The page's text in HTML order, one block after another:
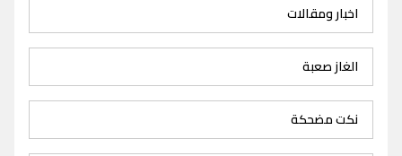
اخبار ومقالات
الغاز صعبة
نكت مضحكة